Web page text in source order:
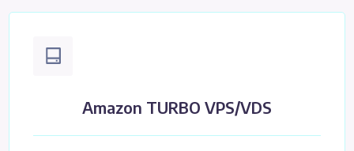
Amazon TURBO VPS/VDS